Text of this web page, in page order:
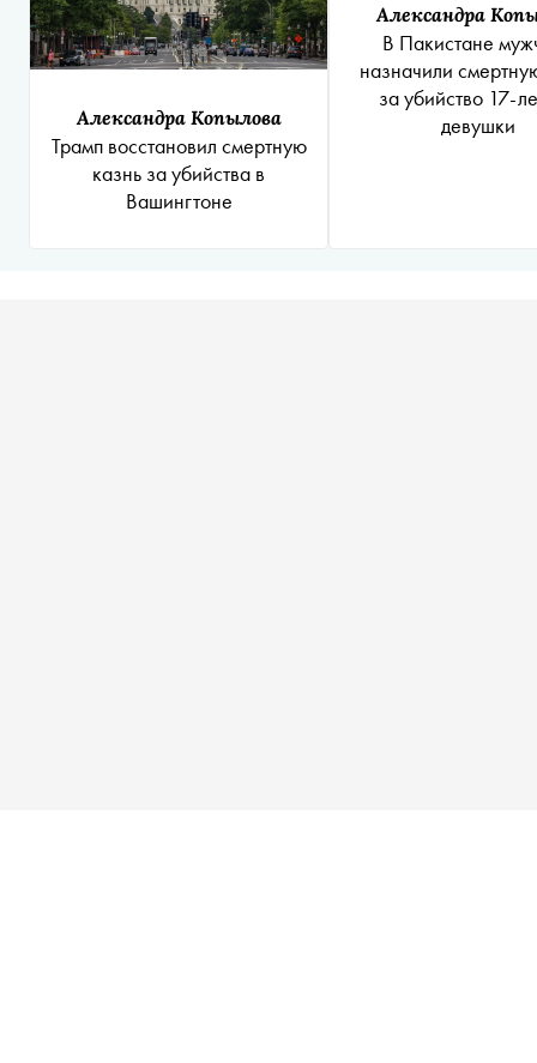
Александра Копылова
Трамп восстановил смертную
казнь за убийства в
Вашингтоне
Александра
В Пакистане
назначили
за убийство 17-
девушки